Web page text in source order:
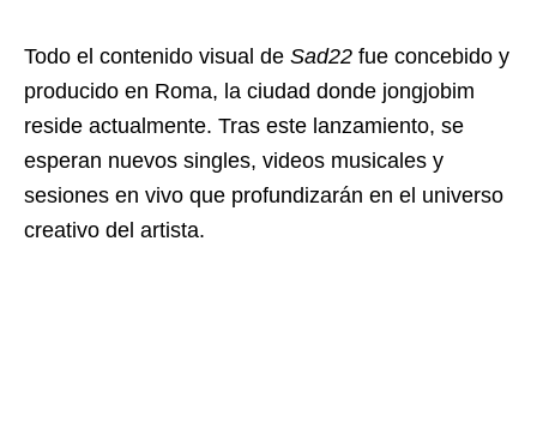
Todo el contenido visual de Sad22 fue concebido y
producido en Roma, la ciudad donde jongjobim
reside actualmente. Tras este lanzamiento, se
esperan nuevos singles, videos musicales y
sesiones en vivo que profundizarán en el universo
creativo del artista.